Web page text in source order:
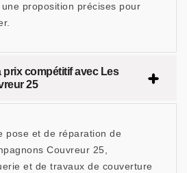
proposition précises pour
prix compétitif avec Les
25
pose et de réparation de
Couvreur 25,
et de travaux de couverture